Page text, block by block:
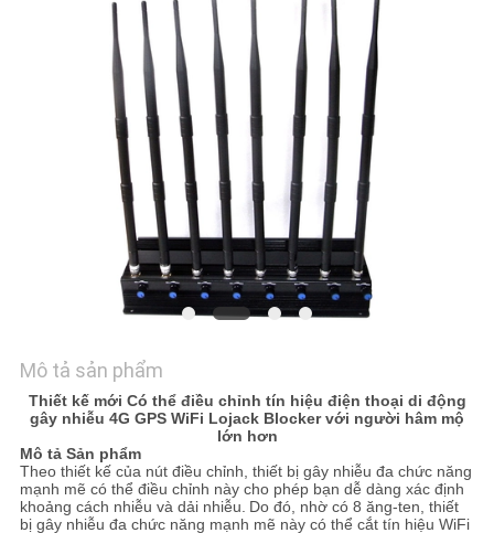
TRƯỜNG
BLOG
YÊU
CẦU
Mô tả sản phẩm
Thiết kế mới Có thể điều chỉnh tín hiệu điện thoại di động
gây nhiễu 4G GPS WiFi Lojack Blocker với người hâm mộ
lớn hơn
Mô tả Sản phẩm
Theo thiết kế của nút điều chỉnh, thiết bị gây nhiễu đa chức năng
mạnh mẽ có thể điều chỉnh này cho phép bạn dễ dàng xác định
khoảng cách nhiễu và dải nhiễu. Do đó, nhờ có 8 ăng-ten, thiết
bị gây nhiễu đa chức năng mạnh mẽ này có thể cắt tín hiệu WiFi